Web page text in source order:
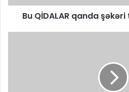
Bu QİDALAR qanda